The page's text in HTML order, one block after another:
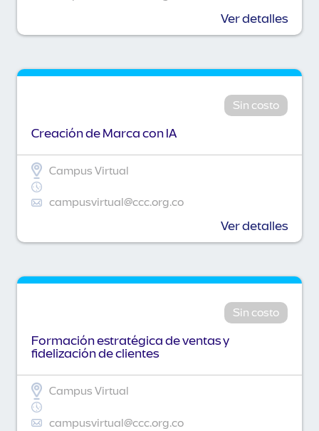
Ver detalles
Sin costo
Creación de Marca con IA
Campus Virtual
campusvirtual@ccc.org.co
Ver detalles
Sin costo
Formación estratégica de ventas y
fidelización de clientes
Campus Virtual
campusvirtual@ccc.org.co